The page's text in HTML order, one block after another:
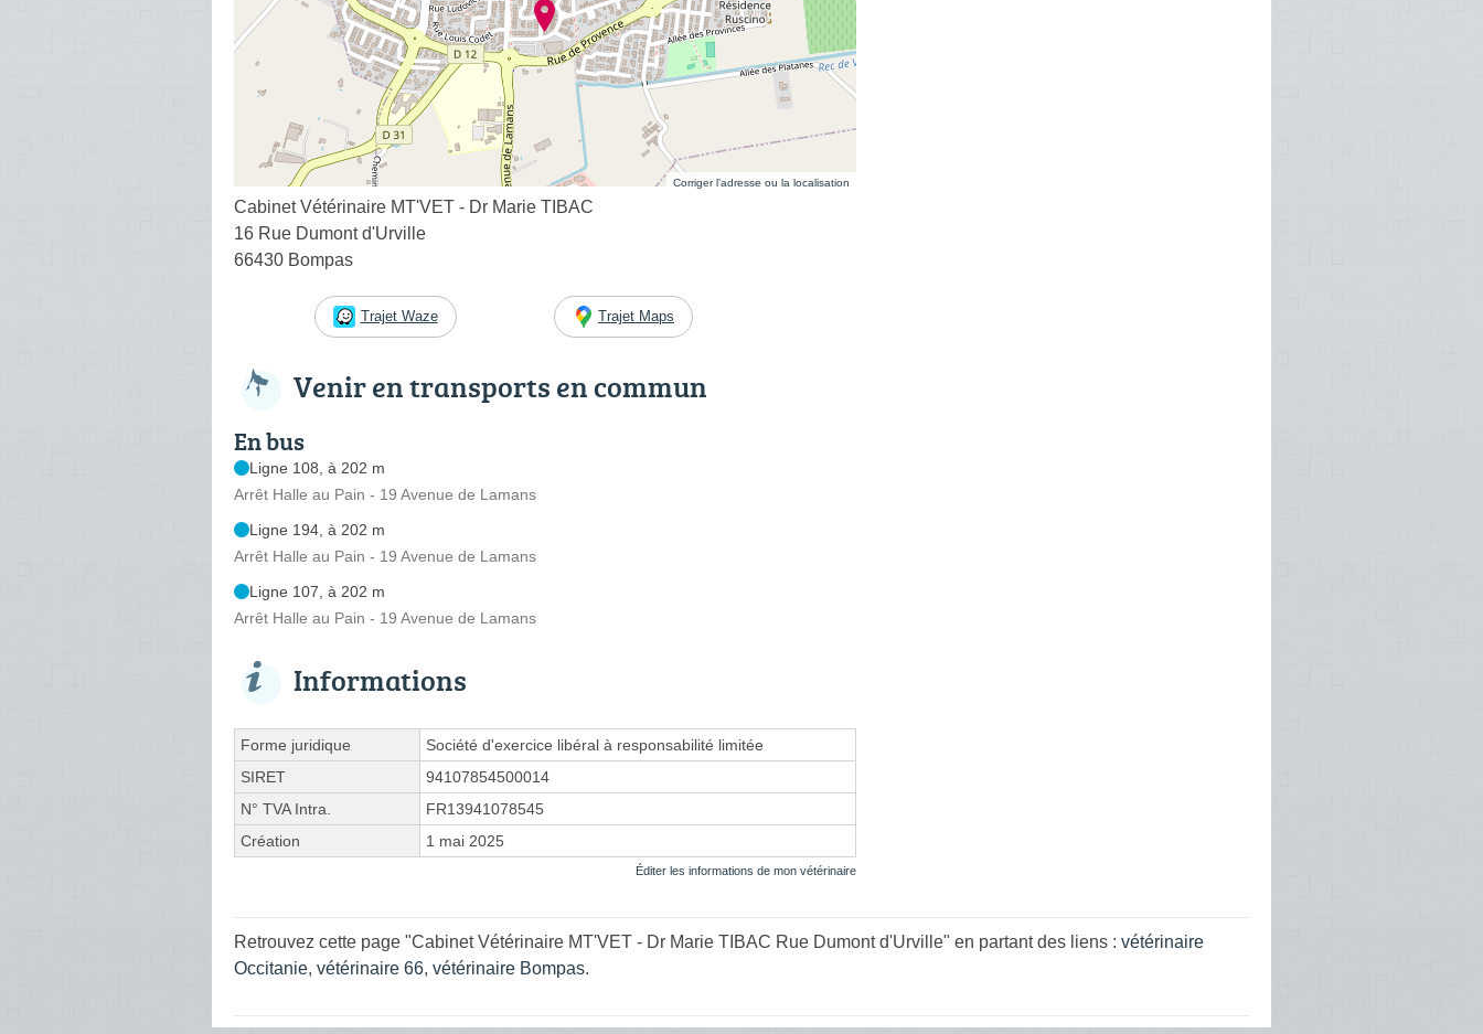
Corriger l’adresse ou la localisation
Cabinet Vétérinaire MT'VET - Dr Marie TIBAC
16 Rue Dumont d'Urville
66430 Bompas
Trajet Waze Trajet Maps
Venir en transports en commun
En bus
Ligne 108, à 202 m
Arrêt Halle au Pain - 19 Avenue de Lamans
Ligne 194, à 202 m
Arrêt Halle au Pain - 19 Avenue de Lamans
Ligne 107, à 202 m
Arrêt Halle au Pain - 19 Avenue de Lamans
Informations
Forme juridique
Société d'exercice libéral à responsabilité limitée
SIRET
94107854500014
N° TVA Intra.
FR13941078545
Création
1 mai 2025
Éditer les informations de mon vétérinaire
Retrouvez cette page "Cabinet Vétérinaire MT'VET - Dr Marie TIBAC Rue Dumont d'Urville" en partant des liens : vétérinaire
Occitanie, vétérinaire 66, vétérinaire Bompas.